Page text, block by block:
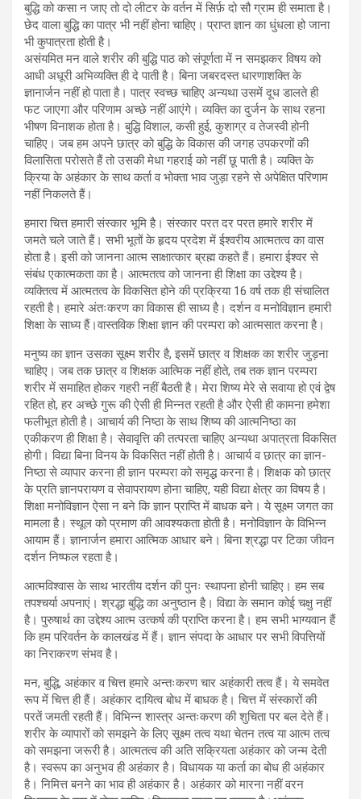
बुद्धि को कसा न जाए तो दो लीटर के वर्तन में सिर्फ़ दो सौ ग्राम ही समाता है।
छेद वाला बुद्धि का पात्र भी नहीं होना चाहिए। प्राप्त ज्ञान का धुंधला हो जाना
भी कुपात्रता होती है।
असंयमित मन वाले शरीर की बुद्धि पाठ को संपूर्णता में न समझकर विषय को
आधी अधूरी अभिव्यक्ति ही दे पाती है। बिना जबरदस्त धारणाशक्ति के
ज्ञानार्जन नहीं हो पाता है। पात्र स्वच्छ चाहिए अन्यथा उसमें दूध डालते ही
फट जाएगा और परिणाम अच्छे नहीं आएंगे। व्यक्ति का दुर्जन के साथ रहना
भीषण विनाशक होता है। बुद्धि विशाल, कसी हुई, कुशाग्र व तेजस्वी होनी
चाहिए। जब हम अपने छात्र को बुद्धि के विकास की जगह उपकरणों की
विलासिता परोसते हैं तो उसकी मेधा गहराई को नहीं छू पाती है। व्यक्ति के
क्रिया के अहंकार के साथ कर्ता व भोक्ता भाव जुड़ा रहने से अपेक्षित परिणाम
नहीं निकलते हैं।
हमारा चित्त हमारी संस्कार भूमि है। संस्कार परत दर परत हमारे शरीर में
जमते चले जाते हैं। सभी भूतों के हृदय प्रदेश में ईश्वरीय आत्मतत्व का वास
होता है। इसी को जानना आत्म साक्षात्कार ब्रह्म कहते हैं। हमारा ईश्वर से
संबंध एकात्मकता का है। आत्मतत्व को जानना ही शिक्षा का उद्देश्य है।
व्यक्तित्व में आत्मतत्व के विकसित होने की प्रक्रिया 16 वर्ष तक ही संचालित
रहती है। हमारे अंतःकरण का विकास ही साध्य है। दर्शन व मनोविज्ञान हमारी
शिक्षा के साध्य हैं।वास्तविक शिक्षा ज्ञान की परम्परा को आत्मसात करना है।
मनुष्य का ज्ञान उसका सूक्ष्म शरीर है, इसमें छात्र व शिक्षक का शरीर जुड़ना
चाहिए। जब तक छात्र व शिक्षक आत्मिक नहीं होते, तब तक ज्ञान परम्परा
शरीर में समाहित होकर गहरी नहीं बैठती है। मेरा शिष्य मेरे से सवाया हो एवं द्वेष
रहित हो, हर अच्छे गुरू की ऐसी ही मिन्नत रहती है और ऐसी ही कामना हमेशा
फलीभूत होती है। आचार्य की निष्ठा के साथ शिष्य की आत्मनिष्ठा का
एकीकरण ही शिक्षा है। सेवावृत्ति की तत्परता चाहिए अन्यथा अपात्रता विकसित
होगी। विद्या बिना विनय के विकसित नहीं होती है। आचार्य व छात्र का ज्ञान-
निष्ठा से व्यापार करना ही ज्ञान परम्परा को समृद्ध करना है। शिक्षक को छात्र
के प्रति ज्ञानपरायण व सेवापरायण होना चाहिए, यही विद्या क्षेत्र का विषय है।
शिक्षा मनोविज्ञान ऐसा न बने कि ज्ञान प्राप्ति में बाधक बने। ये सूक्ष्म जगत का
मामला है। स्थूल को प्रमाण की आवश्यकता होती है। मनोविज्ञान के विभिन्न
आयाम हैं। ज्ञानार्जन हमारा आत्मिक आधार बने। बिना श्रद्धा पर टिका जीवन
दर्शन निष्फल रहता है।
आत्मविश्वास के साथ भारतीय दर्शन की पुनः स्थापना होनी चाहिए। हम सब
तपश्चर्या अपनाएं। श्रद्धा बुद्धि का अनुष्ठान है। विद्या के समान कोई चक्षु नहीं
है। पुरुषार्थ का उद्देश्य आत्म उत्कर्ष की प्राप्ति करना है। हम सभी भाग्यवान हैं
कि हम परिवर्तन के कालखंड में हैं। ज्ञान संपदा के आधार पर सभी विपत्तियों
का निराकरण संभव है।
मन, बुद्धि, अहंकार व चित्त हमारे अन्तःकरण चार अहंकारी तत्व हैं। ये समवेत
रूप में चित्त ही हैं। अहंकार दायित्व बोध में बाधक है। चित्त में संस्कारों की
परतें जमती रहती हैं। विभिन्न शास्त्र अन्तःकरण की शुचिता पर बल देते हैं।
शरीर के व्यापारों को समझने के लिए सूक्ष्म तत्व यथा चेतन तत्व या आत्म तत्व
को समझना जरूरी है। आत्मतत्व की अति सक्रियता अहंकार को जन्म देती
है। स्वरूप का अनुभव ही अहंकार है। विधायक या कर्ता का बोध ही अहंकार
है। निमित्त बनने का भाव ही अहंकार है। अहंकार को मारना नहीं वरन